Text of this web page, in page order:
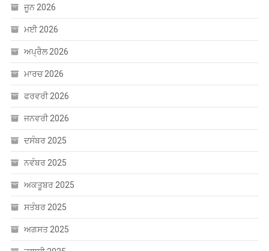
ਜੂਨ 2026
ਮਈ 2026
ਅਪ੍ਰੈਲ 2026
ਮਾਰਚ 2026
ਫਰਵਰੀ 2026
ਜਨਵਰੀ 2026
ਦਸੰਬਰ 2025
ਨਵੰਬਰ 2025
ਅਕਤੂਬਰ 2025
ਸਤੰਬਰ 2025
ਅਗਸਤ 2025